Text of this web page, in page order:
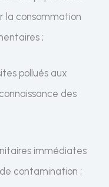
la consommation
;
pollués aux
des
immédiates
contamination ;